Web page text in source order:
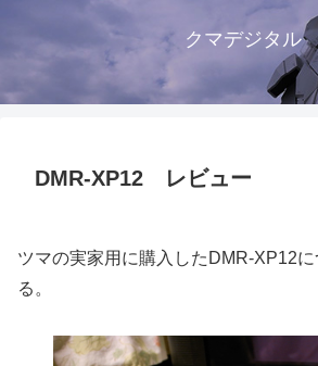
クマデジタル
DMR-XP12 レビュー
ツマの実家用に購入したDMR-XP12
る。